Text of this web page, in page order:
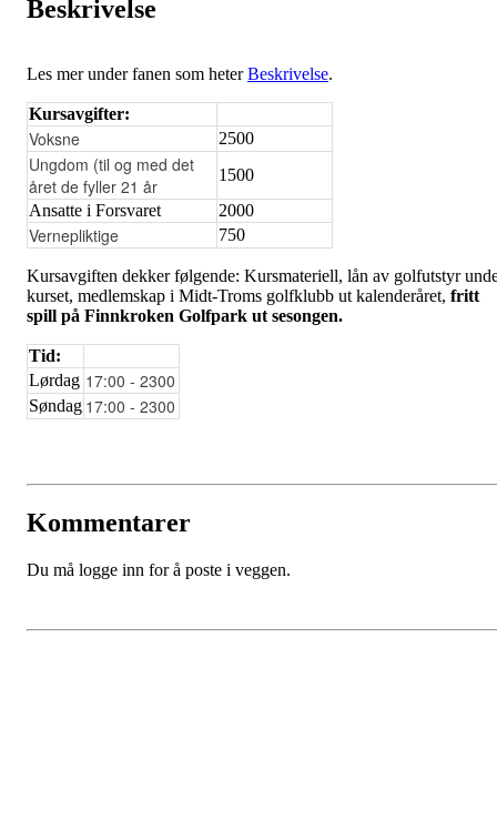
Beskrivelse
Les mer under fanen som heterBeskrivelse.
Kursavgifter:
Voksne 2500
Ungdom (til og med det
året de fyller 21 år
1500
Ansatte i Forsvaret
2000
Vernepliktige 750
Kursavgiften dekker følgende: Kursmateriell, lån av golfutstyr
kurset, medlemskap i Midt-Troms golfklubb ut kalenderåret, fritt
spill på Finnkroken Golfpark ut sesongen.
Tid:
Lørdag 17:00 - 2300
Søndag 17:00 - 2300
Kommentarer
Du må logge inn for å poste i veggen.